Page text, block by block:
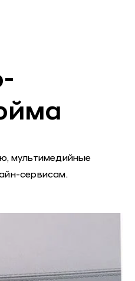
мультимедийные
сервисам.